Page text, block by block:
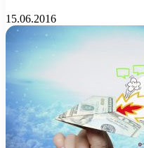
15.06.2016